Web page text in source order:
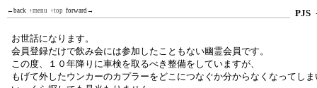
←back ↑menu ↑top forward→ PJS
お世話になります。
会員登録だけで飲み会には参加したこともない幽霊会員です。
この度、１０年降りに車検を取るべき整備をしていますが、
もげて外したウンカーのカプラーをどこにつなぐか分からなくなってし